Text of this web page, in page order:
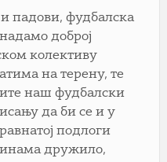
падови, фудбалска
доброј
колективу
на терену, те
наш фудбалски
да би се и у
подлоги
дружило,